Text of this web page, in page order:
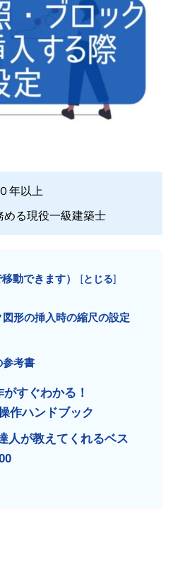
年以上
める現役一級建築士
動できます） [とじる]
形の挿入時の縮尺の設定
参考書
すぐわかる！
ハンドブック
が教えてくれるベス